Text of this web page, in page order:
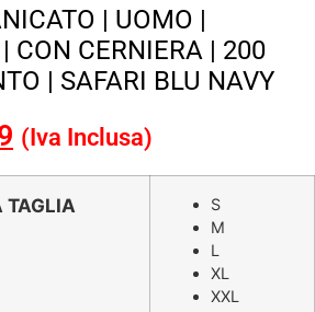
| UOMO |
CON CERNIERA | 200
| SAFARI BLU NAVY
Il
prezzo
attuale
(Iva Inclusa)
TAGLIA
S
M
L
XL
XXL